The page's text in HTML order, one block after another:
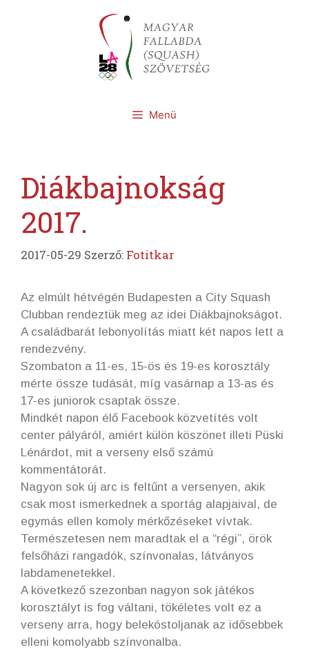
Menü
Diákbajnokság
2017.
2017-05-29 Szerző: Fotitkar
Az elmúlt hétvégén Budapesten a City Squash
Clubban rendeztük meg az idei Diákbajnokságot.
A családbarát lebonyolítás miatt két napos lett a
rendezvény.
Szombaton a 11-es, 15-ös és 19-es korosztály
mérte össze tudását, míg vasárnap a 13-as és
17-es juniorok csaptak össze.
Mindkét napon élő Facebook közvetítés volt
center pályáról, amiért külön köszönet illeti Püski
Lénárdot, mit a verseny első számú
kommentátorát.
Nagyon sok új arc is feltűnt a versenyen, akik
csak most ismerkednek a sportág alapjaival, de
egymás ellen komoly mérkőzéseket vívtak.
Természetesen nem maradtak el a “régi”, örök
felsőházi rangadók, színvonalas, látványos
labdamenetekkel.
A következő szezonban nagyon sok játékos
korosztályt is fog váltani, tökéletes volt ez a
verseny arra, hogy belekóstoljanak az idősebbek
elleni komolyabb színvonalba.